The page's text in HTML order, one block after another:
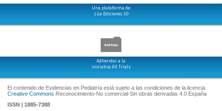
Una plataforma de:
Lúa Ediciones 3.0
Adheridos a la
iniciativa All Trials
El contenido de Evidencias en Pediatría está sujeto a las condiciones de la licencia
Creative Commons Reconocimiento-No comercial-Sin obras derivadas 4.0 España
ISSN | 1885-7388